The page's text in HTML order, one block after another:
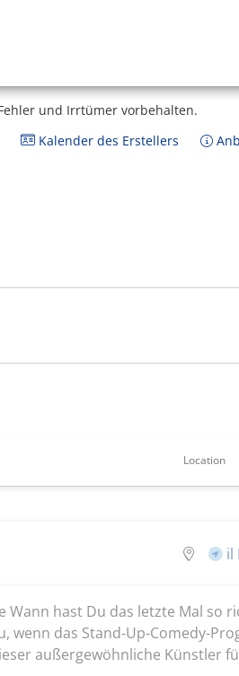
und Irrtümer vorbehalten.
Kalender des Erstellers
Location
il
hast Du das letzte Mal so
das Stand-Up-Comedy-
außergewöhnliche Künstler